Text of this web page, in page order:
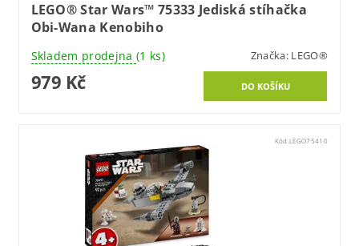
LEGO® Star Wars™ 75333 Jediská stíhačka
Obi-Wana Kenobiho
Skladem prodejna (1 ks) Značka: LEGO®
979 Kč
Kód:LEGO75410